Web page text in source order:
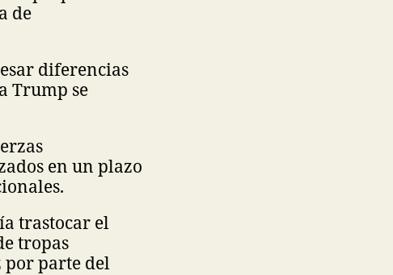
de
diferencias
Trump se
en un plazo
trastocar el
tropas
por parte del